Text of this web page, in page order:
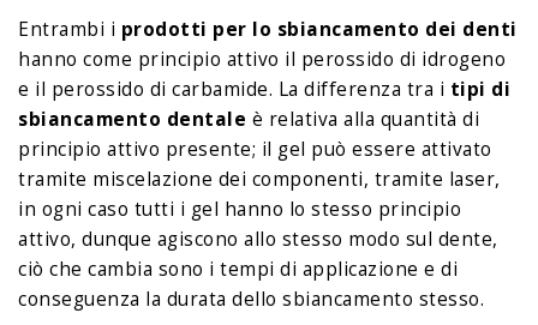
Entrambi i prodotti per lo sbiancamento dei denti
hanno come principio attivo il perossido di idrogeno
e il perossido di carbamide. La differenza tra i tipi di
sbiancamento dentale è relativa alla quantità di
principio attivo presente; il gel può essere attivato
tramite miscelazione dei componenti, tramite laser,
in ogni caso tutti i gel hanno lo stesso principio
attivo, dunque agiscono allo stesso modo sul dente,
ciò che cambia sono i tempi di applicazione e di
conseguenza la durata dello sbiancamento stesso.